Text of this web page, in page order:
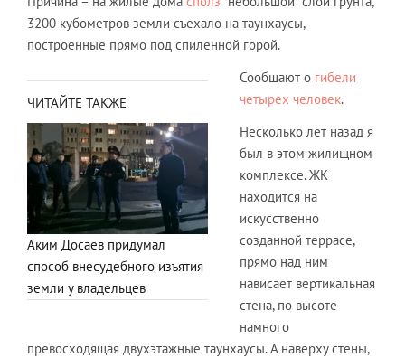
3200 кубометров земли съехало на таунхаусы,
построенные прямо под спиленной горой.
ЧИТАЙТЕ ТАКЖЕ
Аким Досаев придумал
способ внесудебного изъятия
земли у владельцев
Сообщают о гибели
четырех человек.
Несколько лет назад я
был в этом жилищном
комплексе. ЖК
находится на
искусственно
созданной террасе,
прямо над ним
нависает вертикальная
стена, по высоте
намного
превосходящая двухэтажные таунхаусы. А наверху стены,